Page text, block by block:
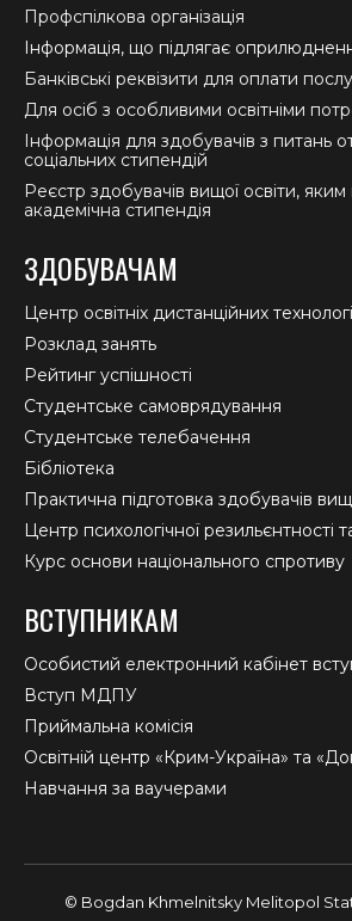
Профспілкова організація
Інформація, що підлягає
Банківські реквізити для оплати
Для осіб з особливими освітніми
Інформація для здобувачів з питань
соціальних стипендій
Реєстр здобувачів вищої освіти,
академічна стипендія
ЗДОБУВАЧАМ
Центр освітніх дистанційних
Розклад занять
Рейтинг успішності
Студентське самоврядування
Студентське телебачення
Бібліотека
Практична підготовка здобувачів
Центр психологічної резильєнтності
Курс основи національного спротиву
ВСТУПНИКАМ
Особистий електронний кабінет
Вступ МДПУ
Приймальна комісія
Освітній центр «Крим-Україна» та
Навчання за ваучерами
© Bogdan Khmelnitsky Melitopol